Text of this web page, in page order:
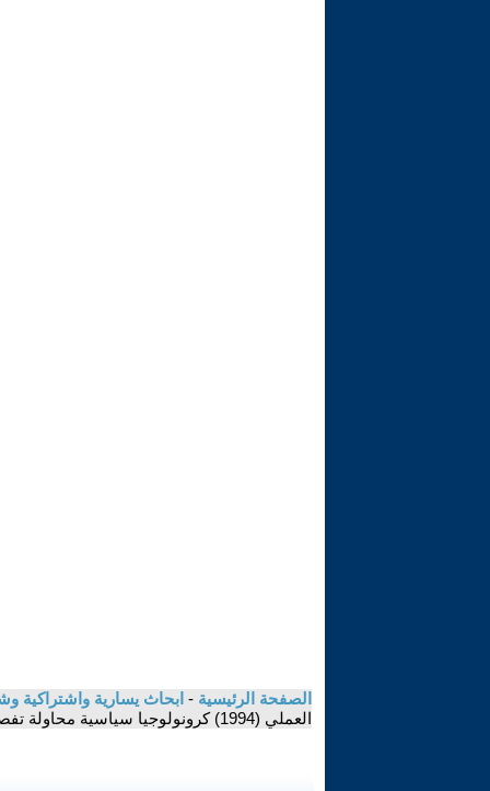
الصفحة الرئيسية - ابحاث يسارية واشتراكية
العملي (1994) كرونولوجيا سياسية محاولة تفصيلية وشاملة - موقع 30 عشت